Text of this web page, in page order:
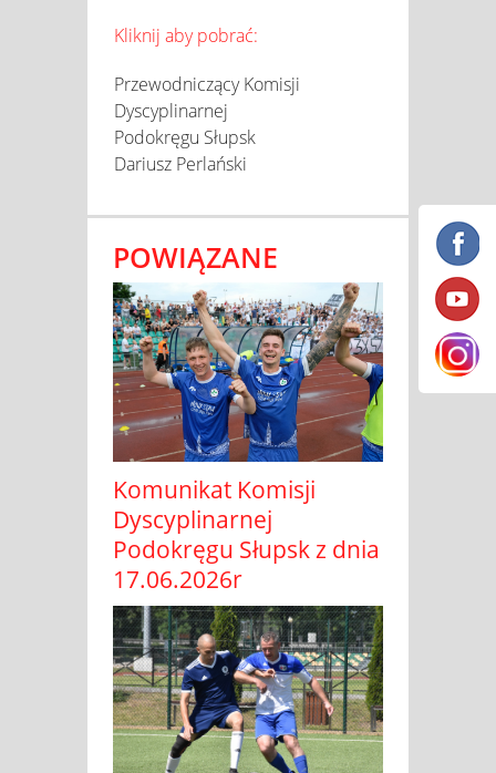
Kliknij aby pobrać:
Przewodniczący Komisji
Dyscyplinarnej
Podokręgu Słupsk
Dariusz Perlański
POWIĄZANE
Komunikat Komisji
Dyscyplinarnej
Podokręgu Słupsk z dnia
17.06.2026r